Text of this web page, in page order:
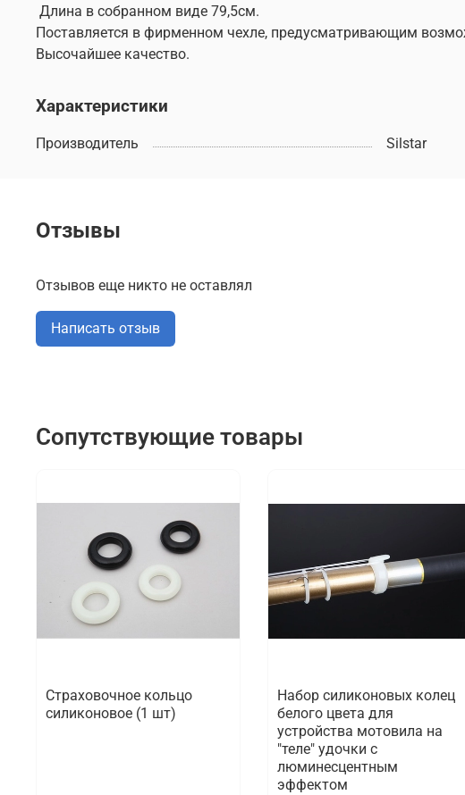
Длина в собранном виде 79,5см.
Поставляется в фирменном чехле, предусматривающим
Высочайшее качество.
Характеристики
Производитель Silstar
Отзывы
Отзывов еще никто не оставлял
Написать отзыв
Сопутствующие товары
Страховочное кольцо
силиконовое (1 шт)
Набор силиконовых колец
белого цвета для
устройства мотовила на
"теле" удочки c
люминесцентным
эффектом